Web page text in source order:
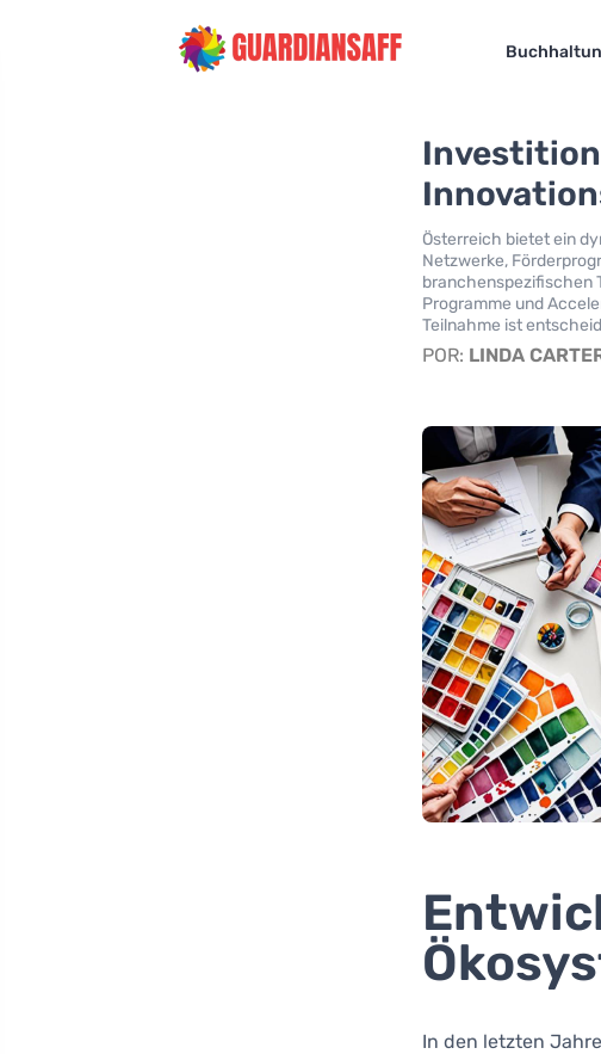
Österreich bietet ein
Netzwerke,
branchenspezifischen
Programme und
Teilnahme ist
POR: LINDA
In den letzten